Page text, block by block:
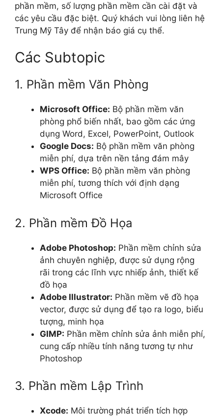
phần mềm, số lượng phần mềm cần cài đặt và
các yêu cầu đặc biệt. Quý khách vui lòng liên hệ
Trung Mỹ Tây để nhận báo giá cụ thể.
Các Subtopic
1. Phần mềm Văn Phòng
Microsoft Office: Bộ phần mềm văn
phòng phổ biến nhất, bao gồm các ứng
dụng Word, Excel, PowerPoint, Outlook
Google Docs: Bộ phần mềm văn phòng
miễn phí, dựa trên nền tảng đám mây
WPS Office: Bộ phần mềm văn phòng
miễn phí, tương thích với định dạng
Microsoft Office
2. Phần mềm Đồ Họa
Adobe Photoshop: Phần mềm chỉnh sửa
ảnh chuyên nghiệp, được sử dụng rộng
rãi trong các lĩnh vực nhiếp ảnh, thiết kế
đồ họa
Adobe Illustrator: Phần mềm vẽ đồ họa
vector, được sử dụng để tạo ra logo, biểu
tượng, minh họa
GIMP: Phần mềm chỉnh sửa ảnh miễn phí,
cung cấp nhiều tính năng tương tự như
Photoshop
3. Phần mềm Lập Trình
Xcode: Môi trường phát triển tích hợp